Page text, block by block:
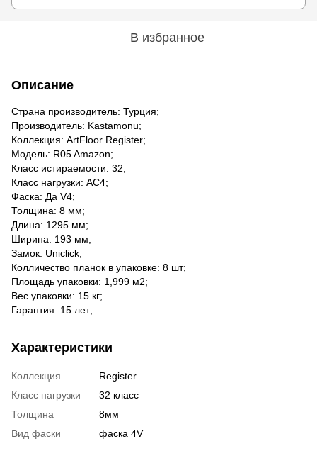
В избранное
Описание
Страна производитель: Турция;
Производитель: Kastamonu;
Коллекция: ArtFloor Register;
Модель: R05 Amazon;
Класс истираемости: 32;
Класс нагрузки: AC4;
Фаска: Да V4;
Толщина: 8 мм;
Длина: 1295 мм;
Ширина: 193 мм;
Замок: Uniclick;
Колличество планок в упаковке: 8 шт;
Площадь упаковки: 1,999 м2;
Вес упаковки: 15 кг;
Гарантия: 15 лет;
Характеристики
Коллекция
Register
Класс нагрузки
32 класс
Толщина
8мм
Вид фаски
фаска 4V